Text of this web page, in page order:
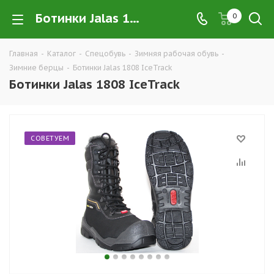
Ботинки Jalas 1808 IceTrack купить в Екатеринбурге по низким ценам оптом — интернет-магазин зимней спецобуви компании ТД УРАЛСИЗ 0
Главная - Каталог - Спецобувь - Зимняя рабочая обувь -
Зимние берцы - Ботинки Jalas 1808 IceTrack
Ботинки Jalas 1808 IceTrack
СОВЕТУЕМ